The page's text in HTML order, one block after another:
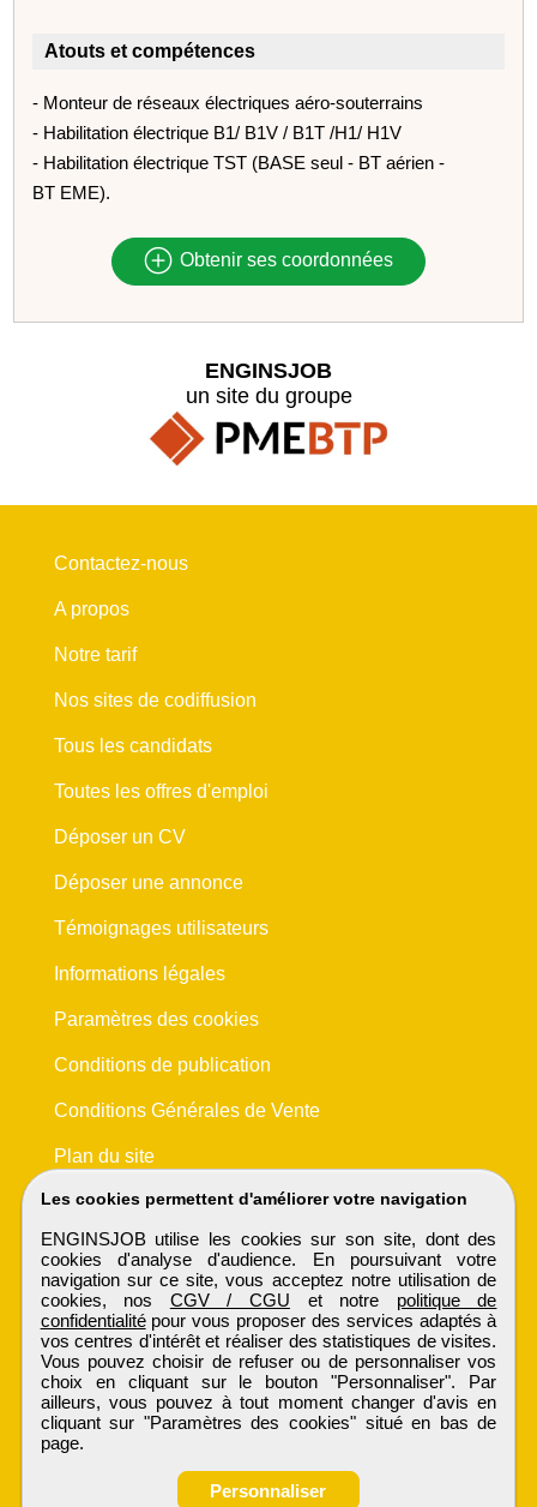
Atouts et compétences
- Monteur de réseaux électriques aéro-souterrains
- Habilitation électrique B1/ B1V / B1T /H1/ H1V
- Habilitation électrique TST (BASE seul - BT aérien -
BT EME).
Obtenir ses coordonnées
Les cookies permettent d'améliorer votre navigation
ENGINSJOB utilise les cookies sur son site, dont des
cookies d'analyse d'audience. En poursuivant votre
navigation sur ce site, vous acceptez notre utilisation de
cookies, nos CGV / CGU et notre politique de
confidentialitépour vous proposer des services adaptés à
vos centres d'intérêt et réaliser des statistiques de visites.
Vous pouvez choisir de refuser ou de personnaliser vos
choix en cliquant sur le bouton "Personnaliser". Par
ailleurs, vous pouvez à tout moment changer d'avis en
cliquant sur "Paramètres des cookies" situé en bas de
page.
Personnaliser
ENGINSJOB
un site du groupe
Contactez-nous
A propos
Notre tarif
Nos sites de codiffusion
Tous les candidats
Toutes les offres d'emploi
Déposer un CV
Déposer une annonce
Témoignages utilisateurs
Informations légales
Paramètres des cookies
Conditions de publication
Conditions Générales de Vente
Plan du site